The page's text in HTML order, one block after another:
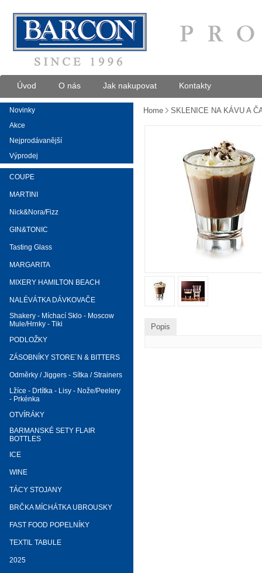
Úvod O nás Jak nakupovat Kontakty
Novinky
Akce
Nejprodávanější
Výprodej
COUPE
MARTINI
Nick&Nora/Fizz
GIN&TONIC
Tasting Glass
MARGARITA
MIXERY HAMILTON BEACH
NALÉVÁTKA DÁVKOVAČE
Shakery - Míchací Sklo - Moscow
Mule/Hrnky - Tiki
PODLOŽKY
ZÁSOBNÍKY STORE´N & BITTERS
Odměrky / Jiggers - Sítka / Strainers
Lžíce - Drtítka - Lisy - Nože/Peelery
- Prkénka
OTVÍRÁKY
BARMANSKÉ SETY FLAIR
BOTTLES
ICE
WINE
TÁCY STOJANY
BRČKA MÍCHÁTKA UBROUSKY
FAST FOOD POPELNÍKY
TEXTIL TABULE
2025
Home SKLENICE NA KÁVU A
Popis